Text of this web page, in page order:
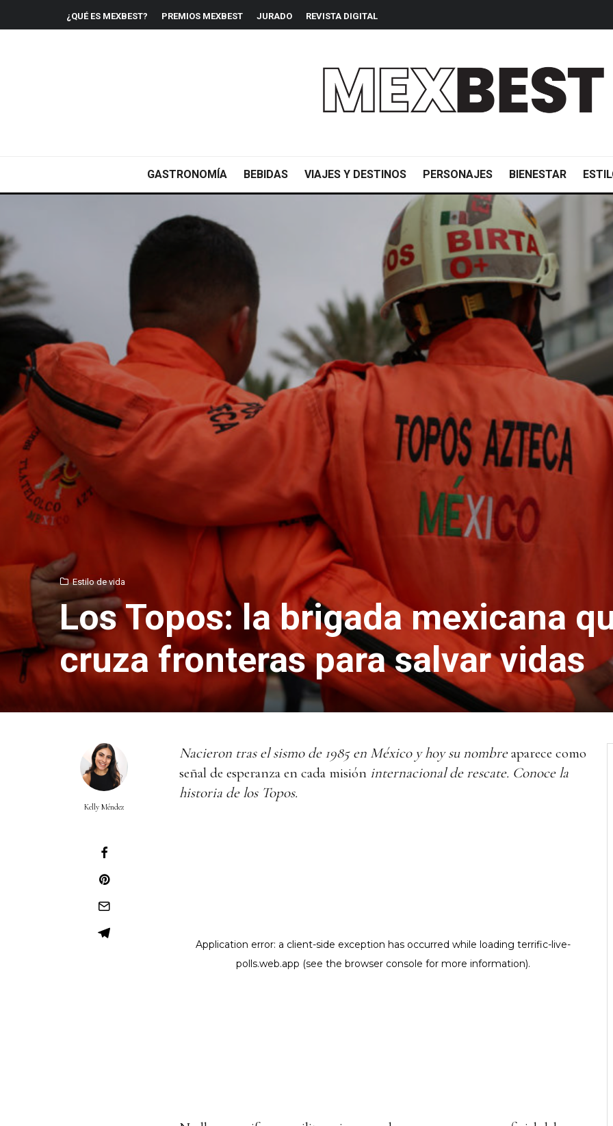
¿QUÉ ES MEXBEST? PREMIOS MEXBEST JURADO REVISTA DIGITAL
GASTRONOMÍA BEBIDAS VIAJES Y DESTINOS PERSONAJES BIENESTAR
Estilo de vida
Los Topos: la brigada mexicana
cruza fronteras para salvar vidas
Kelly Méndez
Nacieron tras el sismo de 1985 en México y hoy su nombreaparece como
señal de esperanza en cada misión internacional de rescate. Conoce la
historia de los Topos.